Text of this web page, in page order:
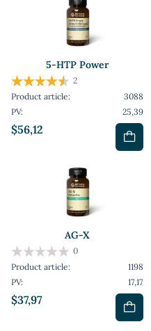
5-HTP Power
$56,12
2
Product article:
3088
PV:
25,39
AG-X
$37,97
0
Product article:
1198
PV:
17,17